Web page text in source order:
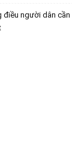
điều người dân cần